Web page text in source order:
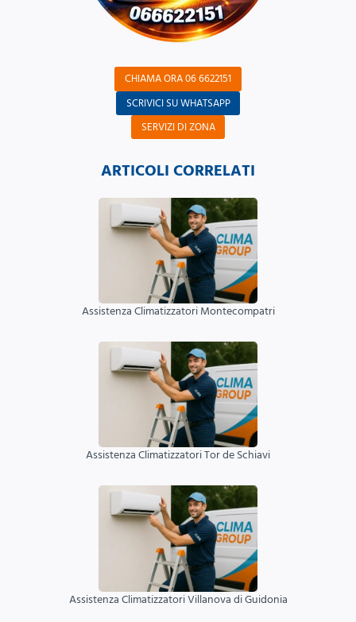
CHIAMA ORA 06 6622151
SCRIVICI SU WHATSAPP
SERVIZI DI ZONA
ARTICOLI CORRELATI
Assistenza Climatizzatori Montecompatri
Assistenza Climatizzatori Tor de Schiavi
Assistenza Climatizzatori Villanova di Guidonia